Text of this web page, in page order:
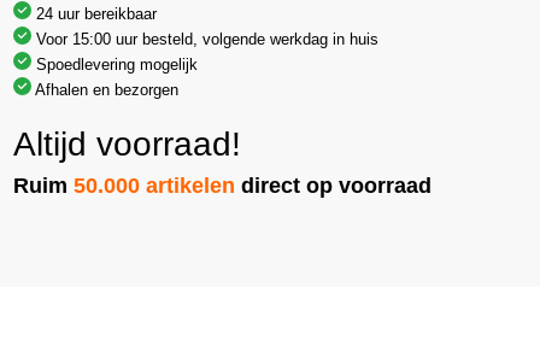
24 uur bereikbaar
Voor 15:00 uur besteld, volgende werkdag in huis
Spoedlevering mogelijk
Afhalen en bezorgen
Altijd voorraad!
Ruim50.000 artikelen direct op voorraad